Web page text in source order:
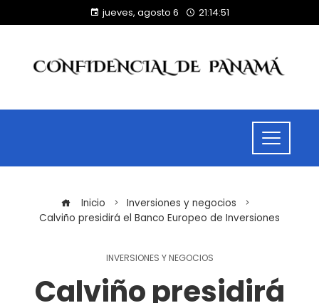
jueves, agosto 6 21:14:51
Inicio
Inversiones y negocios
Calviño presidirá el Banco Europeo de Inversiones
INVERSIONES Y NEGOCIOS
Calviño presidirá